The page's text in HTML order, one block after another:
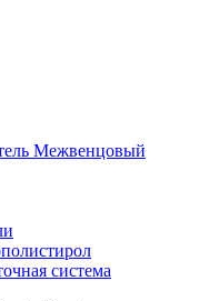
Межвенцовый
система